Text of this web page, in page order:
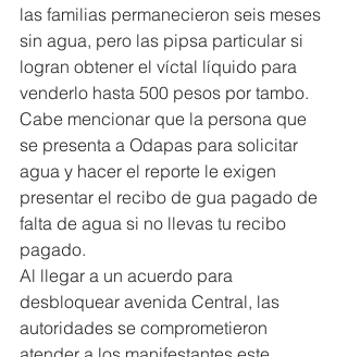
las familias permanecieron seis meses
sin agua, pero las pipsa particular si
logran obtener el víctal líquido para
venderlo hasta 500 pesos por tambo.
Cabe mencionar que la persona que
se presenta a Odapas para solicitar
agua y hacer el reporte le exigen
presentar el recibo de gua pagado de
falta de agua si no llevas tu recibo
pagado.
Al llegar a un acuerdo para
desbloquear avenida Central, las
autoridades se comprometieron